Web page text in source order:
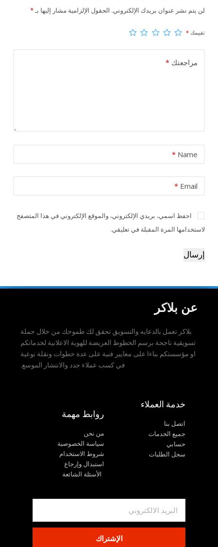
لن يتم نشر عنوان بريدك الإلكتروني. الحقول الإلزامية مشار إليها بـ*
تقييمك *
مراجعتك *
Name
*
Email
*
احفظ اسمي، بريدي الإلكتروني، والموقع الإلكتروني في هذا المتصفح
لاستخدامها المرة المقبلة في تعليقي.
إرسال
عن بلاكر
بلاكر تعمل بالدعايه والتسويق تحقق لك طموحك من خلال حملة
تسويقية ناجحة برسم الخطوط العريضة للهوية الاعلانية لخدماتكم
او مؤسستكم بناءا على معايير فنية على عدة خطوات ونقلة نوعية
في كسب عملاء جدد والانتشار الموسع.
خدمة العملاء
اتصل بنا
جميع الخدمات
حسابي
سجل الطلبات
روابط مهمة
من نحن
سياسة الخصوصية
شروط الاستخدام
استبدال وإرجاع
الأسئلة الشائعة
الإشتراك